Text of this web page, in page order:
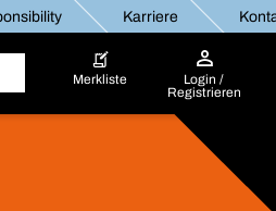
Karriere
Merkliste
Login /
Registrieren